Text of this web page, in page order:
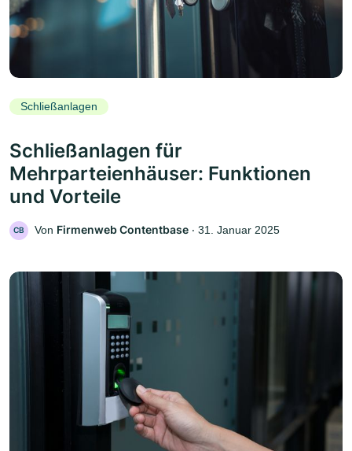
Schließanlagen
Schließanlagen für
Mehrparteienhäuser: Funktionen
und Vorteile
CB Von Firmenweb Contentbase ‧ 31. Januar 2025